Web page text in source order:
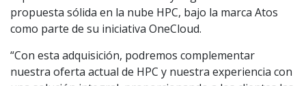
propuesta sólida en la nube HPC, bajo la marca Atos
como parte de su iniciativa OneCloud.
“Con esta adquisición, podremos complementar
nuestra oferta actual de HPC y nuestra experiencia con